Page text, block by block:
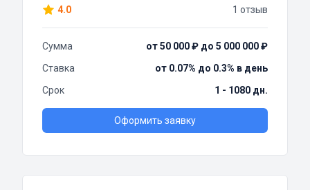
4.0 1 отзыв
Сумма
от 50 000 ₽ до 5 000 000 ₽
Ставка
от 0.07% до 0.3% в день
Срок
1 - 1080 дн.
Оформить заявку